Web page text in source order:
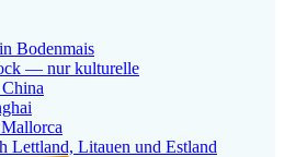
Bodenmais
— nur kulturelle
Lettland, Litauen und Estland